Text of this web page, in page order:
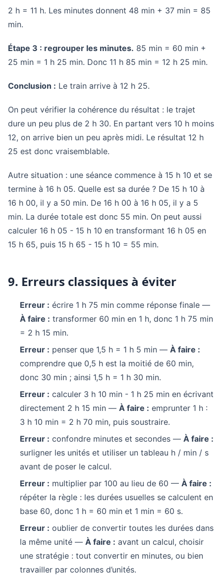
2 h = 11 h. Les minutes donnent 48 min + 37 min = 85
min.
Étape 3 : regrouper les minutes. 85 min = 60 min +
25 min = 1 h 25 min. Donc 11 h 85 min = 12 h 25 min.
Conclusion : Le train arrive à 12 h 25.
On peut vérifier la cohérence du résultat : le trajet
dure un peu plus de 2 h 30. En partant vers 10 h moins
12, on arrive bien un peu après midi. Le résultat 12 h
25 est donc vraisemblable.
Autre situation : une séance commence à 15 h 10 et se
termine à 16 h 05. Quelle est sa durée ? De 15 h 10 à
16 h 00, il y a 50 min. De 16 h 00 à 16 h 05, il y a 5
min. La durée totale est donc 55 min. On peut aussi
calculer 16 h 05 - 15 h 10 en transformant 16 h 05 en
15 h 65, puis 15 h 65 - 15 h 10 = 55 min.
9. Erreurs classiques à éviter
Erreur : écrire 1 h 75 min comme réponse finale —
À faire : transformer 60 min en 1 h, donc 1 h 75 min
= 2 h 15 min.
Erreur : penser que 1,5 h = 1 h 5 min — À faire :
comprendre que 0,5 h est la moitié de 60 min,
donc 30 min ; ainsi 1,5 h = 1 h 30 min.
Erreur : calculer 3 h 10 min - 1 h 25 min en écrivant
directement 2 h 15 min — À faire : emprunter 1 h :
3 h 10 min = 2 h 70 min, puis soustraire.
Erreur : confondre minutes et secondes — À faire :
surligner les unités et utiliser un tableau h / min / s
avant de poser le calcul.
Erreur : multiplier par 100 au lieu de 60 — À faire :
répéter la règle : les durées usuelles se calculent en
base 60, donc 1 h = 60 min et 1 min = 60 s.
Erreur : oublier de convertir toutes les durées dans
la même unité — À faire : avant un calcul, choisir
une stratégie : tout convertir en minutes, ou bien
travailler par colonnes d’unités.